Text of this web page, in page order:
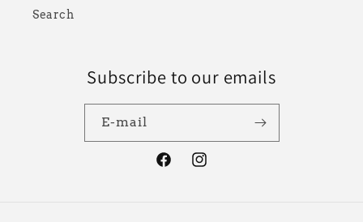
Search
Subscribe to our emails
E-mail
FacebookInstagram